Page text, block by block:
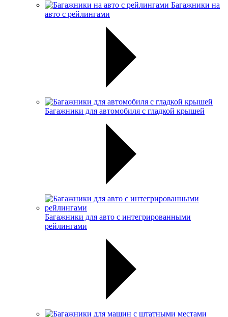
Багажники на
авто с рейлингами
Багажники для автомобиля с гладкой крышей
Багажники для авто с интегрированными
рейлингами